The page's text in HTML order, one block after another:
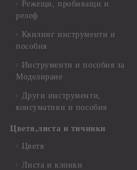
Режещи, пробиващи и
релеф
Квилинг инструменти и
пособия
Инструменти и пособия за
Моделиране
Други инструменти,
консумативи и пособия
Цветя,листа и тичинки
Цветя
Листа и клонки